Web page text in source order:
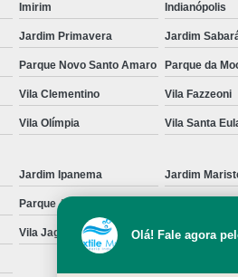
Aluguel de Toalha Industrial Nova
Aluguel de Toalha para Banheiro
de Toalha Industrial Grande São
Locação de Toalha Industrial São
Manta Absorção de óleo
óleo
Manta Absorvente Grande
Imirim Indianópolis
Jardim Primavera Jardim
Parque Novo Santo Amaro Parque da
Vila Clementino Vila Fazzeoni
Vila Olímpia Vila Santa
Jardim Ipanema Jardim
Parque Anhangüera
Vila Jaguara Vila Jaraguá
Olá! Fale agora